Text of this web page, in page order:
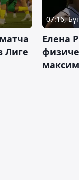
Лиге
07:16,
Елена